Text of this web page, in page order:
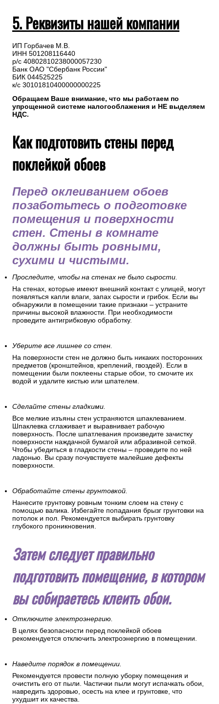
5. Реквизиты нашей компании
ИП Горбачев М.В.
ИНН 501208116440
р/с 40802810238000057230
Банк ОАО "Сбербанк России"
БИК 044525225
к/с 30101810400000000225
Обращаем Ваше внимание, что мы работаем по
упрощенной системе налогооблажения и НЕ выделяем
НДС.
Как подготовить стены перед
поклейкой обоев
Перед оклеиванием обоев
позаботьтесь о подготовке
помещения и поверхности
стен. Стены в комнате
должны быть ровными,
сухими и чистыми.
Проследите, чтобы на стенах не было сырости.
На стенах, которые имеют внешний контакт с улицей, могут
появляться капли влаги, запах сырости и грибок. Если вы
обнаружили в помещении такие признаки – устраните
причины высокой влажности. При необходимости
проведите антигрибковую обработку.
Уберите все лишнее со стен.
На поверхности стен не должно быть никаких посторонних
предметов (кронштейнов, креплений, гвоздей). Если в
помещении были поклеены старые обои, то смочите их
водой и удалите кистью или шпателем.
Сделайте стены гладкими.
Все мелкие изъяны стен устраняются шпаклеванием.
Шпаклевка сглаживает и выравнивает рабочую
поверхность. После шпатлевания произведите зачистку
поверхности наждачной бумагой или абразивной сеткой.
Чтобы убедиться в гладкости стены – проведите по ней
ладонью. Вы сразу почувствуете малейшие дефекты
поверхности.
Обработайте стены грунтовкой.
Нанесите грунтовку ровным тонким слоем на стену с
помощью валика. Избегайте попадания брызг грунтовки на
потолок и пол. Рекомендуется выбирать грунтовку
глубокого проникновения.
Затем следует правильно
подготовить помещение, в котором
вы собираетесь клеить обои.
Отключите электроэнергию.
В целях безопасности перед поклейкой обоев
рекомендуется отключить электроэнергию в помещении.
Наведите порядок в помещении.
Рекомендуется провести полную уборку помещения и
очистить его от пыли. Частички пыли могут испачкать обои,
навредить здоровью, осесть на клее и грунтовке, что
ухудшит их качества.